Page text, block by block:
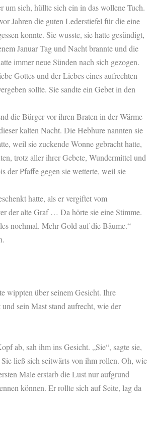
sich, hüllte sich ein in das wollene Tuch.
Jahren die guten Lederstiefel für die eine
konnte. Sie wusste, sie hatte gesündigt,
Januar Tag und Nacht brannte und die
immer neue Sünden nach sich gezogen.
Gottes und der Liebes eines aufrechten
sollte. Sie sandte ein Gebet in den
die Bürger vor ihren Braten in der Wärme
kalten Nacht. Die Hebhure nannten sie
weil sie zuckende Wonne gebracht hatte,
trotz aller ihrer Gebete, Wundermittel und
der Pfaffe gegen sie wetterte, weil sie
hatte, als er vergiftet vom
der alte Graf … Da hörte sie eine Stimme.
nochmal. Mehr Gold auf die Bäume.“
wippten über seinem Gesicht. Ihre
sein Mast stand aufrecht, wie der
ab, sah ihm ins Gesicht. „Sie“, sagte sie,
ließ sich seitwärts von ihm rollen. Oh, wie
Male erstarb die Lust nur aufgrund
können. Er rollte sich auf Seite, lag da